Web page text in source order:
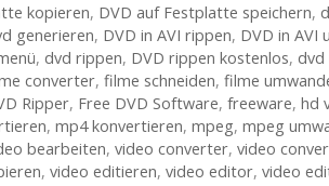
kopieren, DVD auf Festplatte speichern,
generieren, DVD in AVI rippen, DVD in AVI
, dvd rippen, DVD rippen kostenlos,
converter, filme schneiden, filme
Ripper, Free DVD Software, freeware, hd
, mp4 konvertieren, mpeg, mpeg
bearbeiten, video converter, video
, video editieren, video editor, video